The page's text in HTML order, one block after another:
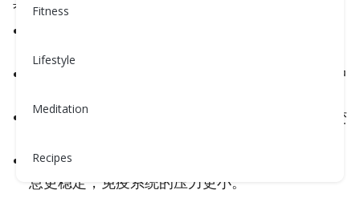
Fitness
Lifestyle
Meditation
Recipes
可能会导致血糖和血压飙升。
发热和炎症会加重心脏负担
，增加心脏病发作或中
流感相关的脱水
可能影响药物吸收，使控制血糖变
预防疾病有助于稳定
息更稳定，免疫系统的压力更小。